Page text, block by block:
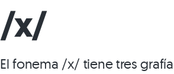
/x/
El fonema /x/ tiene tres